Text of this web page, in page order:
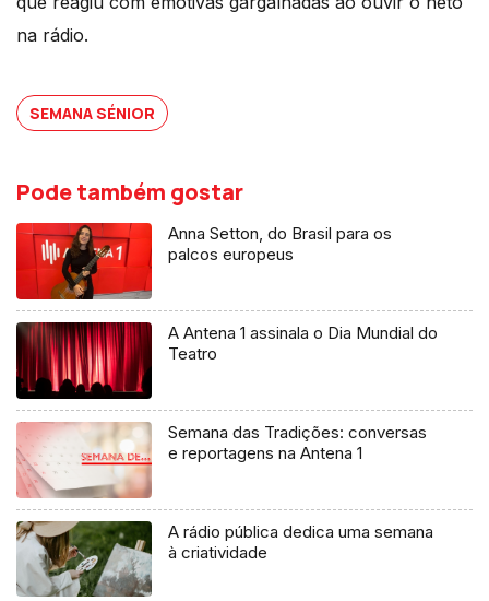
na rádio.
SEMANA SÉNIOR
Pode também gostar
Anna Setton, do Brasil para os
palcos europeus
A Antena 1 assinala o Dia Mundial do
Teatro
Semana das Tradições: conversas
e reportagens na Antena 1
A rádio pública dedica uma semana
à criatividade